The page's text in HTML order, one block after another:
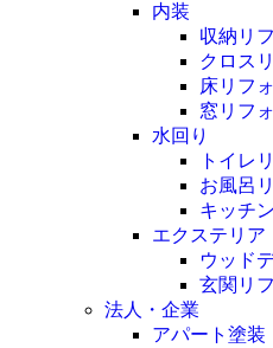
内装
収納リ
クロス
床リフ
窓リフ
水回り
トイレ
お風呂
キッチ
エクステリア
ウッド
玄関リ
法人・企業
アパート塗装